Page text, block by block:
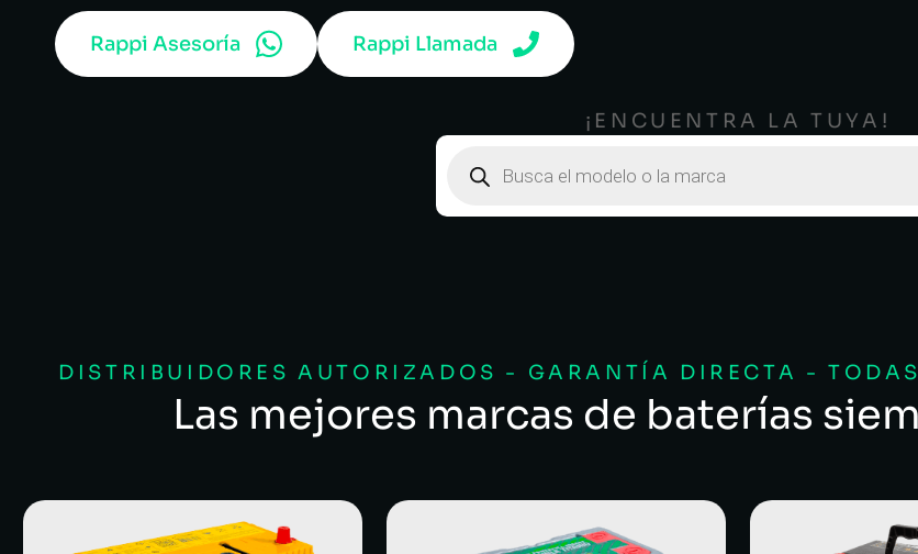
Rappi Asesoría Rappi Llamada
¡ENCUENTRA LA TUYA!
DISTRIBUIDORES AUTORIZADOS - GARANTÍA DIRECTA -
Las mejores marcas de baterías